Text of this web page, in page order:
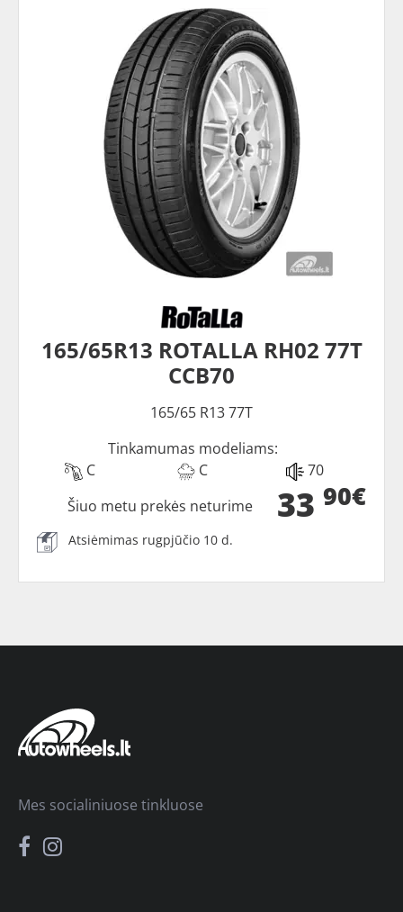
165/65R13 ROTALLA RH02 77T
CCB70
165/65 R13 77T
Tinkamumas modeliams:
C
C 70
33 90€
Šiuo metu prekės neturime
Atsiėmimas rugpjūčio 10 d.
Mes socialiniuose tinkluose